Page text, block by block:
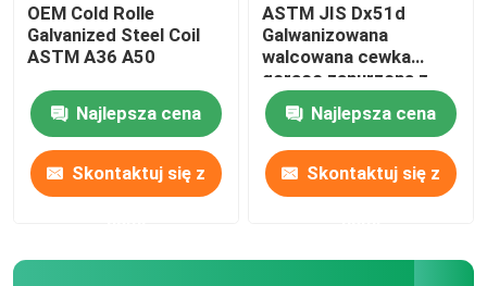
OEM Cold Rolle
Galvanized Steel Coil
ASTM A36 A50
Najlepsza cena
Skontaktuj się z
ASTM JIS Dx51d
Galwanizowana
walcowana cewka
gorąco zanurzona z
normalną powłoką
spanguNajlepsza cena
Skontaktuj się z